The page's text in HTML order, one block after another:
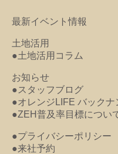
最新イベント情報
土地活用
●土地活用コラム
お知らせ
●スタッフブログ
●オレンジLIFE バックナ
●ZEH普及率目標につい
●プライバシーポリシー
●来社予約